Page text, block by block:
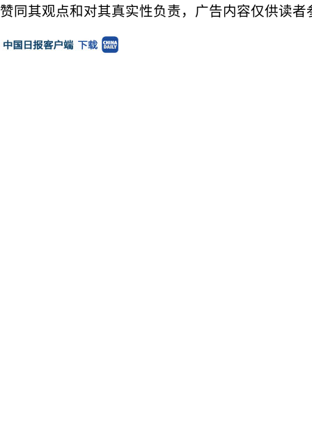
赞同其观点和对其真实性负责，广告内容仅供读者